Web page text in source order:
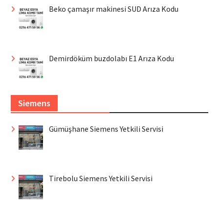
Beko çamaşır makinesi SUD Arıza Kodu
Demirdöküm buzdolabı E1 Arıza Kodu
Siemens
Gümüşhane Siemens Yetkili Servisi
Tirebolu Siemens Yetkili Servisi